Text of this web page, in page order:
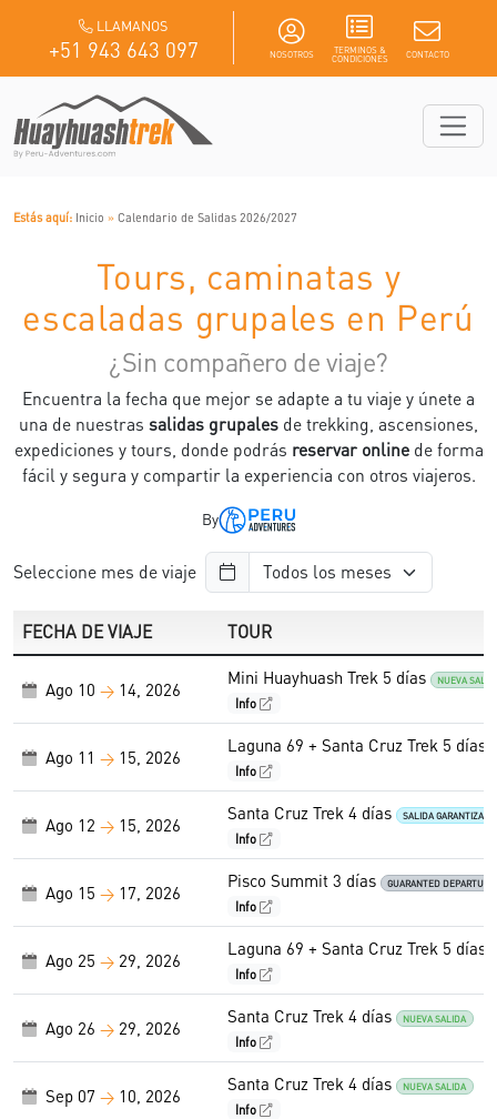
LLAMANOS
+51 943 643 097 NOSOTROS
TERMINOS &
CONDICIONES
CONTACTO
Estás aquí: Inicio » Calendario de Salidas 2026/2027
Tours, caminatas y
escaladas grupales en Perú
¿Sin compañero de viaje?
Encuentra la fecha que mejor se adapte a tu viaje y únete a
una de nuestras salidas grupales de trekking, ascensiones,
expediciones y tours, donde podrás reservar onlinede forma
fácil y segura y compartir la experiencia con otros viajeros.
By
Seleccione mes de viaje
FECHA DE VIAJE TOUR
Ago 10 → 14, 2026
Mini Huayhuash Trek 5 días NUEVA
Info
Ago 11 → 15, 2026
Laguna 69 + Santa Cruz Trek 5 días
Info
Ago 12 → 15, 2026
Santa Cruz Trek 4 días SALIDA GARANTIZADA
Info
Ago 15 → 17, 2026
Pisco Summit 3 días GUARANTED DEPARTURE
Info
Ago 25 → 29, 2026
Laguna 69 + Santa Cruz Trek 5 días
Info
Ago 26 → 29, 2026
Santa Cruz Trek 4 días NUEVA SALIDA
Info
Sep 07 → 10, 2026
Santa Cruz Trek 4 días NUEVA SALIDA
Info